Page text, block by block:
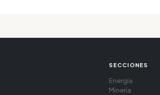
SECCIONES
Energía
Minería